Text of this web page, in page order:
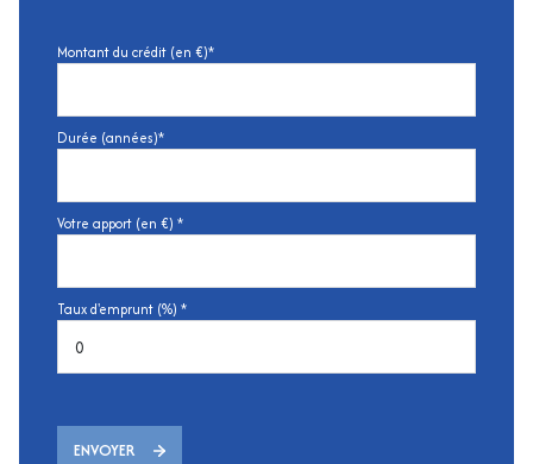
Montant du crédit (en €)*
Durée (années)*
Votre apport (en €) *
Taux d'emprunt (%) *
ENVOYER